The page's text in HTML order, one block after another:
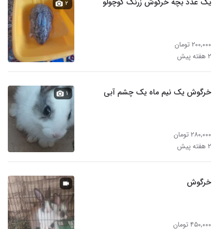
۲۰۰,۰۰۰ تومان
۲ هفته پیش
۲
خرگوش یک نیم ماه یک چشم آبی
۲۸۰,۰۰۰ تومان
۲ هفته پیش
۱
خرگوش
۴۵۰,۰۰۰ تومان